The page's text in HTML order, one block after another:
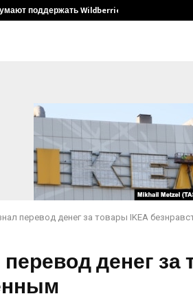
поддержать Wildberries и его…
перевод денег за товары IKEA
денег за